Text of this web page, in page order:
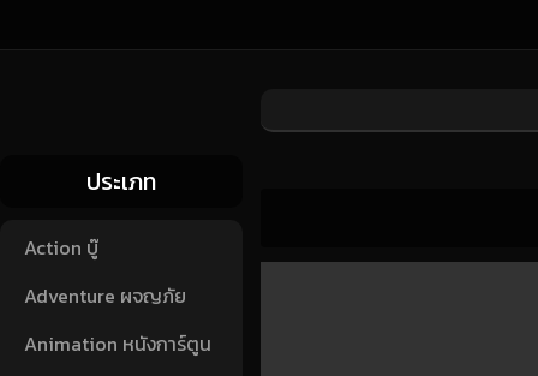
ประเภท
Action บู๊
Adventure ผจญภัย
Animation หนังการ์ตูน